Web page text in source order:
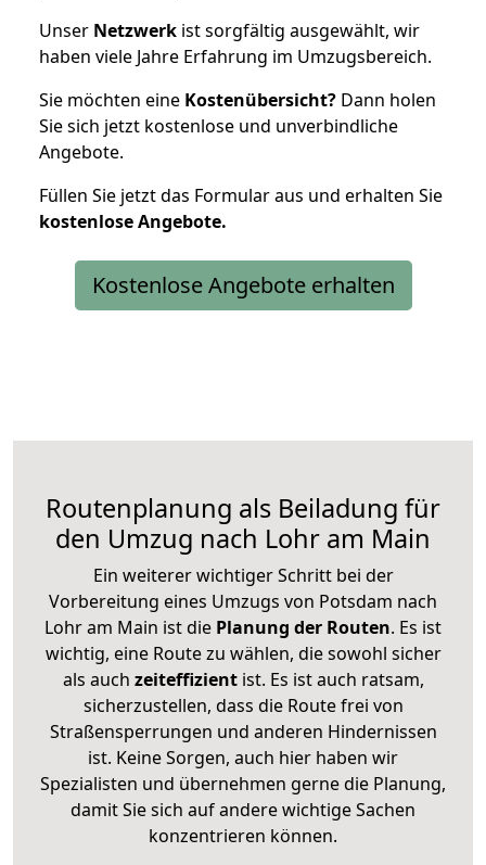
Unser Netzwerk ist sorgfältig ausgewählt, wir
haben viele Jahre Erfahrung im Umzugsbereich.
Sie möchten eine Kostenübersicht? Dann holen
Sie sich jetzt kostenlose und unverbindliche
Angebote.
Füllen Sie jetzt das Formular aus und erhalten Sie
kostenloseAngebote.
Kostenlose Angebote erhalten
Routenplanung als Beiladung für
den Umzug nach Lohr am Main
Ein weiterer wichtiger Schritt bei der
Vorbereitung eines Umzugs von Potsdam nach
Lohr am Main ist die Planung der Routen. Es ist
wichtig, eine Route zu wählen, die sowohl sicher
als auch zeiteffizientist. Es ist auch ratsam,
sicherzustellen, dass die Route frei von
Straßensperrungen und anderen Hindernissen
ist. Keine Sorgen, auch hier haben wir
Spezialisten und übernehmen gerne die Planung,
damit Sie sich auf andere wichtige Sachen
konzentrieren können.